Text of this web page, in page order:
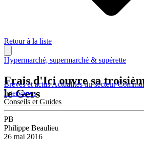
Brèves et actusActualités du secteur
Interviews
Conseils et Guides
Retour à la liste
Hypermarché, supermarché & supérette
Frais d'Ici ouvre sa
le Gers
PB
Philippe Beaulieu
26 mai 2016